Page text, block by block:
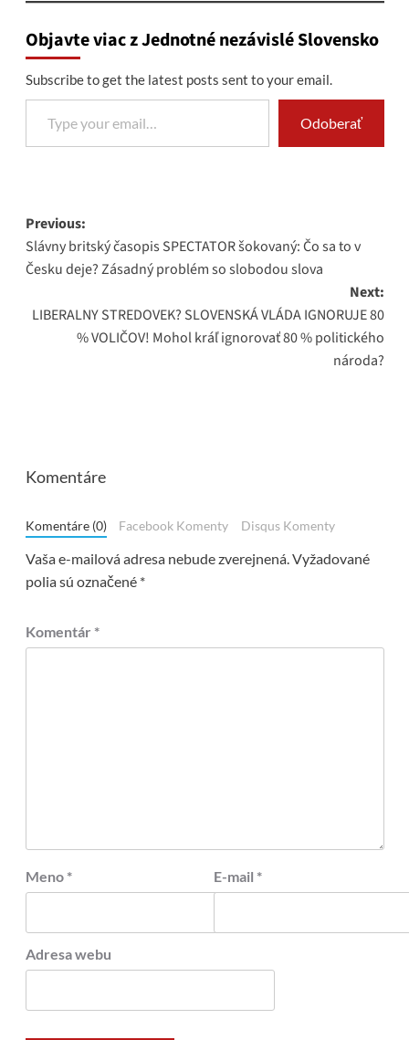
Objavte viac z Jednotné nezávislé Slovensko
Subscribe to get the latest posts sent to your email.
Type your email…
Odoberať
Post
navigation
Previous:
Slávny britský časopis SPECTATOR šokovaný: Čo sa to v
Česku deje? Zásadný problém so slobodou slova
Next:
LIBERALNY STREDOVEK? SLOVENSKÁ VLÁDA IGNORUJE 80
% VOLIČOV! Mohol kráľ ignorovať 80 % politického
národa?
Komentáre
Komentáre (0) Facebook Komenty Disqus Komenty
Vaša e-mailová adresa nebude zverejnená.Vyžadované
polia sú označené *
Komentár *
Meno * E-mail *
Adresa webu